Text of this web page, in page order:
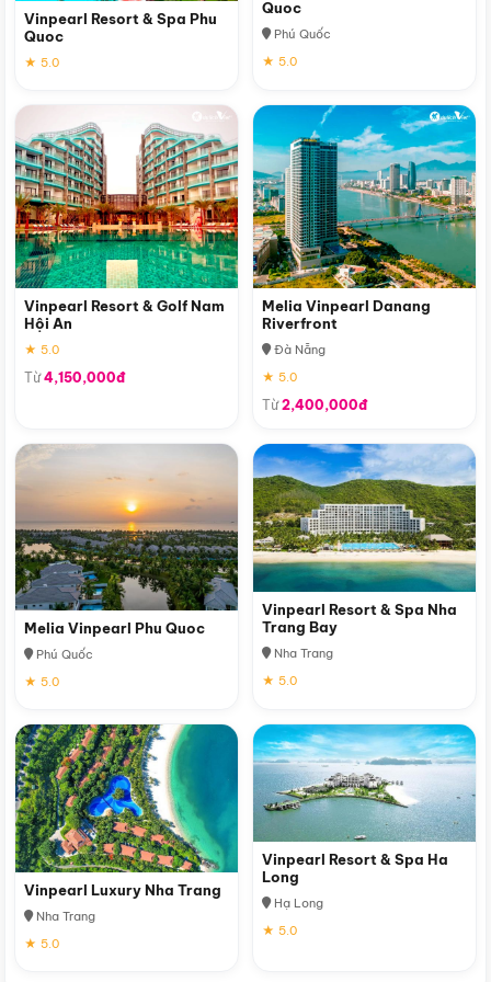
Vinpearl Resort & Spa Phu
Quoc
★ 5.0
Quoc
Phú Quốc
★ 5.0
Vinpearl Resort & Golf Nam
Hội An
★ 5.0
Từ4,150,000đ
Melia Vinpearl Danang
Riverfront
Đà Nẵng
★ 5.0
Từ2,400,000đ
Melia Vinpearl Phu Quoc
Phú Quốc
★ 5.0
Vinpearl Resort & Spa Nha
Trang Bay
Nha Trang
★ 5.0
Vinpearl Luxury Nha Trang
Nha Trang
★ 5.0
Vinpearl Resort & Spa Ha
Long
Hạ Long
★ 5.0